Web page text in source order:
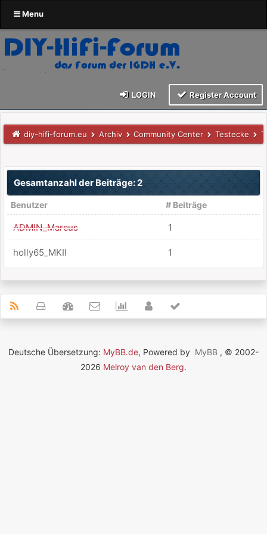
Menu
LOGIN Register Account
diy-hifi-forum.eu Archiv Community Center Testecke
Gesamtanzahl der Beiträge: 2
Benutzer # Beiträge
ADMIN_Marcus 1
holly65_MKII 1
Deutsche Übersetzung: MyBB.de, Powered by MyBB , © 2002-
2026 Melroy van den Berg.